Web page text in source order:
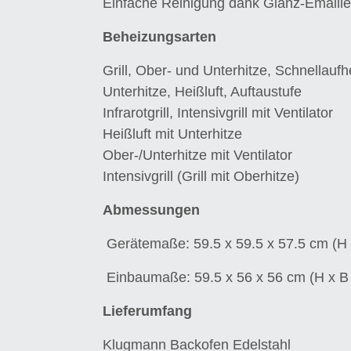
Einfache Reinigung dank Glanz-Emaille
Beheizungsarten
Grill, Ober- und Unterhitze,
Unterhitze, Heißluft, Auftaustufe
Infrarotgrill, Intensivgrill mit Ventilator
Heißluft mit Unterhitze
Ober-/Unterhitze mit Ventilator
Intensivgrill (Grill mit Oberhitze)
Abmessungen
Gerätemaße: 59.5 x 59.5 x 57.5 cm (H
Einbaumaße: 59.5 x 56 x 56 cm (H x
Lieferumfang
Klugmann Backofen Edelstahl